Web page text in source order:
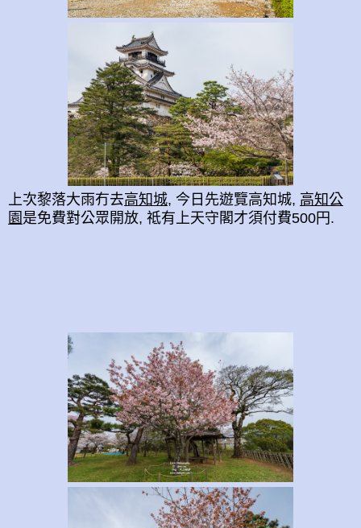
上次黎落大雨冇去高知城, 今日先遊覽高知城, 高知公
園 是免費對公眾開放, 祗有上天守閣才須付費500円.